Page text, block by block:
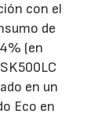
con el
de
(en
en un
Eco en